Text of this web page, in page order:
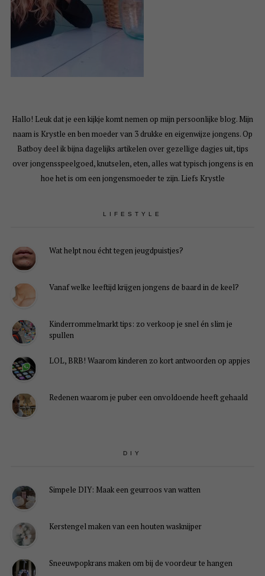
Hallo! Leuk dat je een kijkje komt nemen op mijn persoonlijke blog. Mijn
naam is Krystle en ben moeder van 3 drukke en eigenwijze jongens. Op
Batboy deel ik bijna dagelijks artikelen over gezellige dagjes uit, tips
over jongensspeelgoed, knutselen, eten, alles wat typisch jongens is en
hoe het is om een jongensmoeder te zijn. Liefs Krystle
LIFESTYLE
Wat helpt nou écht tegen jeugdpuistjes?
Vanaf welke leeftijd krijgen jongens de baard in de keel?
Kinderrommelmarkt tips: zo verkoop je snel én slim je
spullen
LOL, BRB! Waarom kinderen zo kort antwoorden op appjes
Redenen waarom je puber een onvoldoende heeft gehaald
DIY
Simpele DIY: Maak een geurroos van watten
Kerstengel maken van een houten wasknijper
Sneeuwpopkrans maken om bij de voordeur te hangen